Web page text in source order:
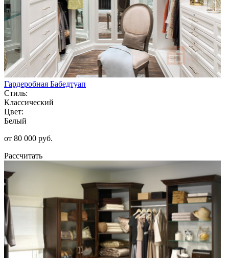
Гардеробная Бабедтуап
Стиль:
Классический
Цвет:
Белый
от 80 000 руб.
Рассчитать